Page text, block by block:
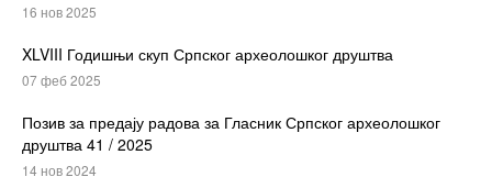
16 нов 2025
XLVIII Годишњи скуп Српског археолошког друштва
07 феб 2025
Позив за предају радова за Гласник Српског археолошког
друштва 41 / 2025
14 нов 2024